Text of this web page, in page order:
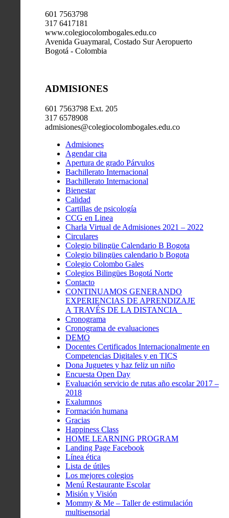
601 7563798
317 6417181
www.colegiocolombogales.edu.co
Avenida Guaymaral, Costado Sur Aeropuerto
Bogotá - Colombia
ADMISIONES
601 7563798 Ext. 205
317 6578908
admisiones@colegiocolombogales.edu.co
Admisiones
Agendar cita
Apertura de grado Párvulos
Bachillerato Internacional
Bachillerato Internacional
Bienestar
Calidad
Cartillas de psicología
CCG en Linea
Charla Virtual de Admisiones 2021 – 2022
Circulares
Colegio bilingüe Calendario B Bogota
Colegio bilingües calendario b Bogota
Colegio Colombo Gales
Colegios Bilingües Bogotá Norte
Contacto
CONTINUAMOS GENERANDO
EXPERIENCIAS DE APRENDIZAJE
A TRAVÉS DE LA DISTANCIA
Cronograma
Cronograma de evaluaciones
DEMO
Docentes Certificados Internacionalmente en
Competencias Digitales y en TICS
Dona Juguetes y haz feliz un niño
Encuesta Open Day
Evaluación servicio de rutas año escolar 2017 –
2018
Exalumnos
Formación humana
Gracias
Happiness Class
HOME LEARNING PROGRAM
Landing Page Facebook
Línea ética
Lista de útiles
Los mejores colegios
Menú Restaurante Escolar
Misión y Visión
Mommy & Me – Taller de estimulación
multisensorial